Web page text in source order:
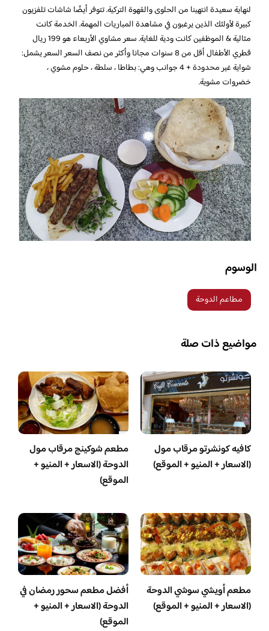
لنهاية سعيدة انتهينا من الحلوى والقهوة التركية. تتوفر أيضًا شاشات تلفزيون
كبيرة لأولئك الذين يرغبون في مشاهدة المباريات المهمة. الخدمة كانت
مثالية & الموظفين كانت ودية للغاية. سعر مشاوي الأربعاء هو 199 ريال
قطري الأطفال أقل من 8 سنوات مجانا وأكثر من نصف السعر السعر يشمل:
شواية غير محدودة + 4 جوانب وهي: بطاطا ، سلطة ، حلوم مشوي ،
خضروات مشوية.
الوسوم
مطاعم الدوحة
مواضيع ذات صلة
كافيه كونشرتو مرقاب مول
(الاسعار + المنيو + الموقع)
مطعم شوكينج مرقاب مول
الدوحة (الاسعار + المنيو +
الموقع)
مطعم أويشي سوشي الدوحة
(الاسعار + المنيو + الموقع)
أفضل مطعم سحور رمضان في
الدوحة (الاسعار + المنيو +
الموقع)